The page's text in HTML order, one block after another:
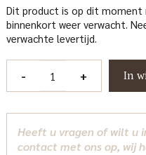
Dit product is op dit
binnenkort weer verwacht.
verwachte levertijd.
-
beige
(Set
+ In
Heeft u vragen of wilt u
contact met ons op, wij